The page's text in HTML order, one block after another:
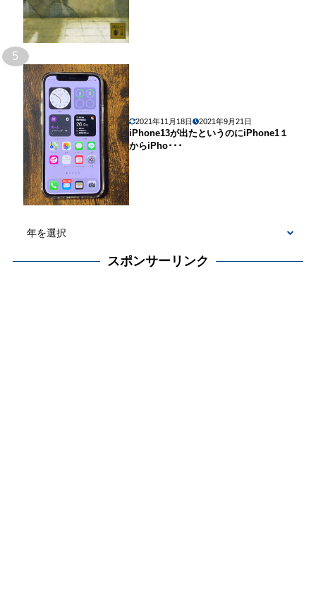
5
2021年11月18日 2021年9月21日
iPhone13が出たというのにiPhone1１
からiPho･･･
スポンサーリンク